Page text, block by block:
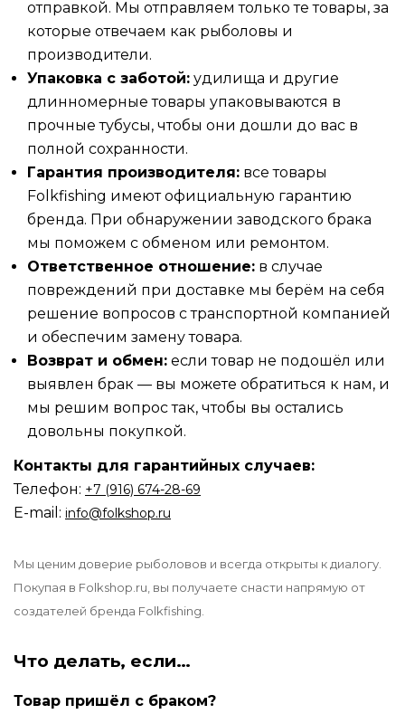
отправкой. Мы отправляем только те товары, за
которые отвечаем как рыболовы и
производители.
Упаковка с заботой: удилища и другие
длинномерные товары упаковываются в
прочные тубусы, чтобы они дошли до вас в
полной сохранности.
Гарантия производителя: все товары
Folkfishing имеют официальную гарантию
бренда. При обнаружении заводского брака
мы поможем с обменом или ремонтом.
Ответственное отношение: в случае
повреждений при доставке мы берём на себя
решение вопросов с транспортной компанией
и обеспечим замену товара.
Возврат и обмен: если товар не подошёл или
выявлен брак — вы можете обратиться к нам, и
мы решим вопрос так, чтобы вы остались
довольны покупкой.
Контакты для гарантийных случаев:
Телефон: ‪‪+7 (916) 674-28-69
E-mail: info@folkshop.ru
Мы ценим доверие рыболовов и всегда открыты к диалогу.
Покупая в Folkshop.ru, вы получаете снасти напрямую от
создателей бренда Folkfishing.
Что делать, если…
Товар пришёл с браком?